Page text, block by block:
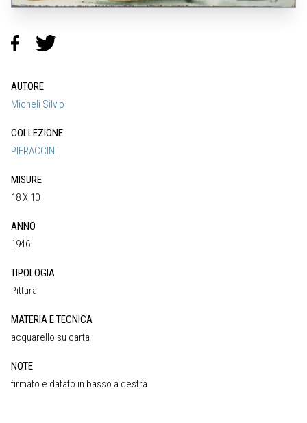
AUTORE
Micheli Silvio
COLLEZIONE
PIERACCINI
MISURE
18 X 10
ANNO
1946
TIPOLOGIA
Pittura
MATERIA E TECNICA
acquarello su carta
NOTE
firmato e datato in basso a destra